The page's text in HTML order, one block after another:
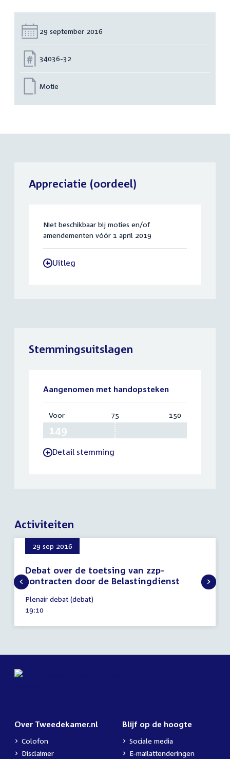
Datum:
29 september 2016
Nummer:
34036-32
Motie
Appreciatie (oordeel)
Niet beschikbaar bij moties en/of
amendementen vóór 1 april 2019
-Uitleg
Stemmingsuitslagen
Aangenomen met handopsteken
Voor:
75 150
-Detail stemming
Activiteiten
29 sep 2016
Debat over de toetsing van zzp-
contracten door de Belastingdienst
september
2016
Plenair debat (debat)
Tijd
19:10
Over Tweedekamer.nl
Colofon
Disclaimer
Blijf op de hoogte
Sociale media
E-mailattenderingen